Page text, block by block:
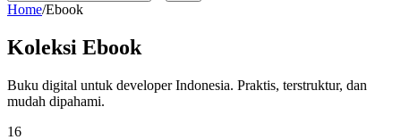
Home/Ebook
Koleksi Ebook
Buku digital untuk developer Indonesia. Praktis, terstruktur, dan
mudah dipahami.
16